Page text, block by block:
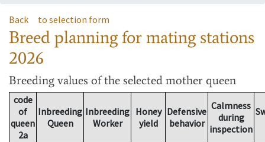
Back to selection form
Breed planning for mating stations
2026
Breeding values of the selected mother queen
code
of
queen
2a
Inbreeding
Queen
Inbreeding
Worker
Honey
yield
Defensive
behavior
Calmness
during
inspection